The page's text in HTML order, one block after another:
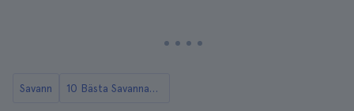
Savann 10 Bästa Savannah Rundturer